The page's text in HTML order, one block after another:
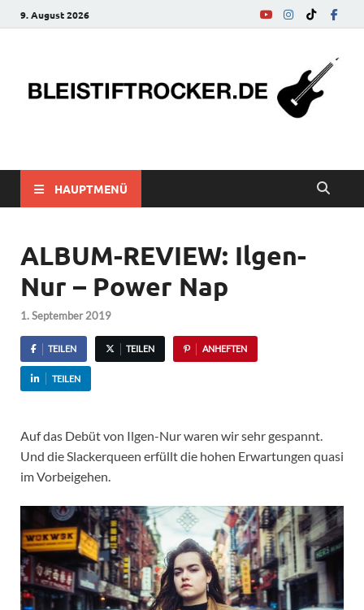
9. August 2026
bleistiftrocker.de
HAUPTMENÜ
ALBUM-REVIEW: Ilgen-
Nur – Power Nap
1. September 2019
TEILEN TEILEN ANHEFTEN
TEILEN
Auf das Debüt von Ilgen-Nur waren wir sehr gespannt.
Und die Slackerqueen erfüllt die hohen Erwartungen quasi
im Vorbeigehen.